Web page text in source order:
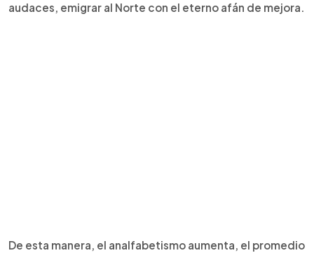
audaces, emigrar al Norte con el eterno afán de mejora.
De esta manera, el analfabetismo aumenta, el promedio